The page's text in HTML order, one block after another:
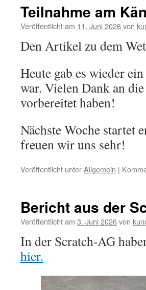
Teilnahme am
Veröffentlicht am 11. Juni 2026von
Den Artikel zu dem
Heute gab es wieder
war. Vielen Dank an
vorbereitet haben!
Nächste Woche startet
freuen wir uns sehr!
Veröffentlicht unterAllgemein |
Bericht aus der
Veröffentlicht am 3. Juni 2026von
In der Scratch-AG
hier.